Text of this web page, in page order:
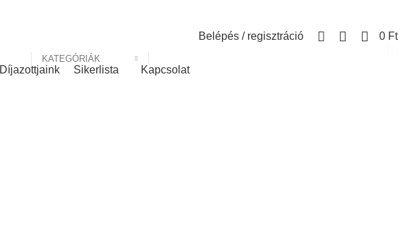
KATEGÓRIÁK
Belépés / regisztráció 0 Ft
Díjazottjaink Sikerlista Kapcsolat